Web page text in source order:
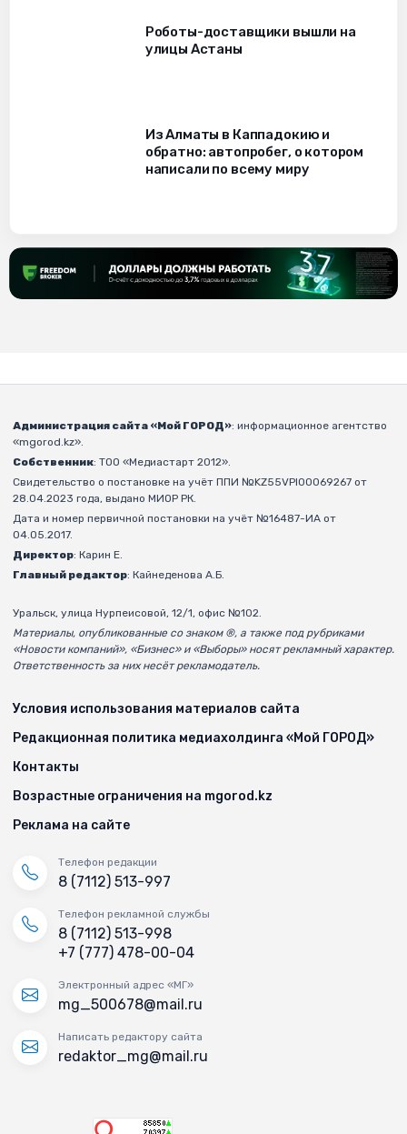
Роботы-доставщики вышли на
улицы Астаны
Из Алматы в Каппадокию и
обратно: автопробег, о котором
написали по всему миру
Администрация сайта «Мой ГОРОД»: информационное агентство
«mgorod.kz».
Собственник: ТОО «Медиастарт 2012».
Свидетельство о постановке на учёт ППИ №KZ55VPI00069267 от
28.04.2023 года, выдано МИОР РК.
Дата и номер первичной постановки на учёт №16487-ИА от
04.05.2017.
Директор: Карин Е.
Главный редактор: Кайнеденова А.Б.
Уральск, улица Нурпеисовой, 12/1, офис №102.
Материалы, опубликованные со знаком ®, а также под рубриками
«Новости компаний», «Бизнес» и «Выборы» носят рекламный характер.
Ответственность за них несёт рекламодатель.
Условия использования материалов сайта
Редакционная политика медиахолдинга «Мой ГОРОД»
Контакты
Возрастные ограничения на mgorod.kz
Реклама на сайте
Телефон редакции
8 (7112) 513-997
Телефон рекламной службы
8 (7112) 513-998
+7 (777) 478-00-04
Электронный адрес «МГ»
mg_500678@mail.ru
Написать редактору сайта
redaktor_mg@mail.ru